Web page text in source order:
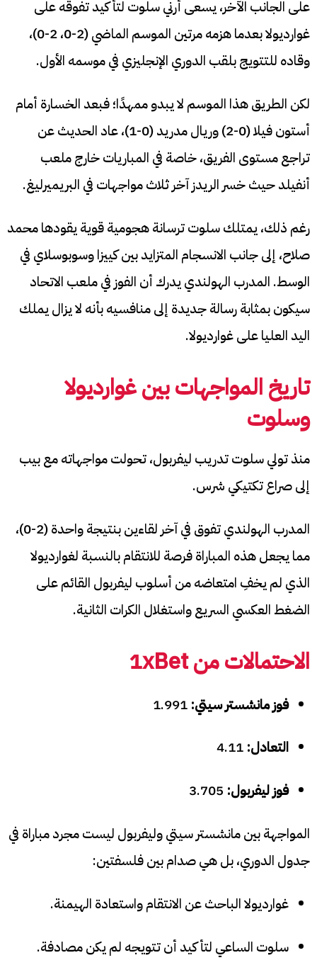
على الجانب الآخر، يسعى أرني سلوت لتأكيد تفوقه على
غوارديولا بعدما هزمه مرتين الموسم الماضي (2-0، 2-0)،
وقاده للتتويج بلقب الدوري الإنجليزي في موسمه الأول.
لكن الطريق هذا الموسم لا يبدو ممهدًا؛ فبعد الخسارة أمام
أستون فيلا (0-2) وريال مدريد (0-1)، عاد الحديث عن
تراجع مستوى الفريق، خاصة في المباريات خارج ملعب
أنفيلد حيث خسر الريدز آخر ثلاث مواجهات في البريميرليغ.
رغم ذلك، يمتلك سلوت ترسانة هجومية قوية يقودها محمد
صلاح، إلى جانب الانسجام المتزايد بين كييزا وسوبوسلاي في
الوسط. المدرب الهولندي يدرك أن الفوز في ملعب الاتحاد
سيكون بمثابة رسالة جديدة إلى منافسيه بأنه لا يزال يملك
اليد العليا على غوارديولا.
تاريخ المواجهات بين غوارديولا
وسلوت
منذ تولي سلوت تدريب ليفربول، تحولت مواجهاته مع بيب
إلى صراع تكتيكي شرس.
المدرب الهولندي تفوق في آخر لقاءين بنتيجة واحدة (2-0)،
مما يجعل هذه المباراة فرصة للانتقام بالنسبة لغوارديولا
الذي لم يخفِ امتعاضه من أسلوب ليفربول القائم على
الضغط العكسي السريع واستغلال الكرات الثانية.
الاحتمالات من 1xBet
فوز مانشستر سيتي:
التعادل:
فوز ليفربول:
المواجهة بين مانشستر سيتي وليفربول ليست مجرد مباراة في
جدول الدوري، بل هي صدام بين فلسفتين:
غوارديولا الباحث عن الانتقام واستعادة الهيمنة.
سلوت الساعي لتأكيد أن تتويجه لم يكن مصادفة.